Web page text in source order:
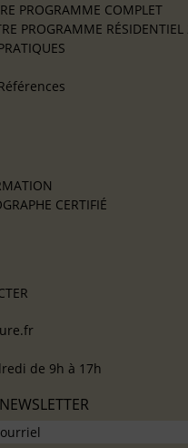
PROGRAMME COMPLET
PROGRAMME
CERTIFIÉ
de 9h à 17h